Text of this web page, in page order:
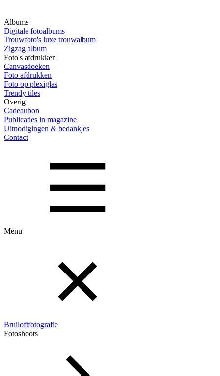
Albums
Digitale fotoalbums
Trouwfoto's luxe trouwalbum
Zigzag album
Foto's afdrukken
Canvasdoeken
Foto afdrukken
Foto op plexiglas
Trendy tiles
Overig
Cadeaubon
Publicaties in magazine
Uitnodigingen & bedankjes
Contact
Menu
Bruiloftfotografie
Fotoshoots